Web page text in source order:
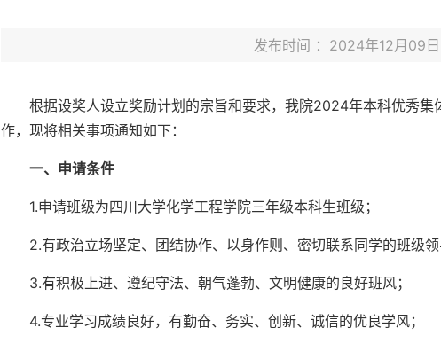
发布时间 ：2024年12月09
根据设奖人设立奖励计划的宗旨和要求，我院2024年本科优秀集
作，现将相关事项通知如下：
一、申请条件
1.申请班级为四川大学化学工程学院三年级本科生班级；
2.有政治立场坚定、团结协作、以身作则、密切联系同学的班级领
3.有积极上进、遵纪守法、朝气蓬勃、文明健康的良好班风；
4.专业学习成绩良好，有勤奋、务实、创新、诚信的优良学风；